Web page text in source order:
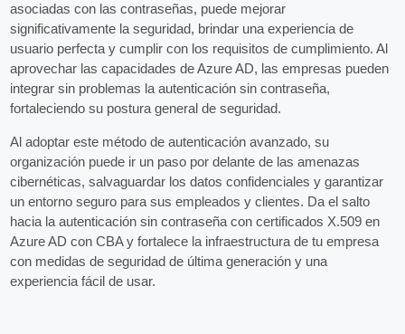
asociadas con las contraseñas, puede mejorar
significativamente la seguridad, brindar una experiencia de
usuario perfecta y cumplir con los requisitos de cumplimiento. Al
aprovechar las capacidades de Azure AD, las empresas pueden
integrar sin problemas la autenticación sin contraseña,
fortaleciendo su postura general de seguridad.
Al adoptar este método de autenticación avanzado, su
organización puede ir un paso por delante de las amenazas
cibernéticas, salvaguardar los datos confidenciales y garantizar
un entorno seguro para sus empleados y clientes. Da el salto
hacia la autenticación sin contraseña con certificados X.509 en
Azure AD con CBA y fortalece la infraestructura de tu empresa
con medidas de seguridad de última generación y una
experiencia fácil de usar.